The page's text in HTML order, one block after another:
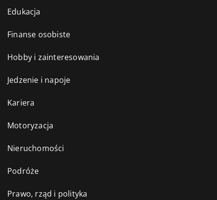
Edukacja
Finanse osobiste
Hobby i zainteresowania
Jedzenie i napoje
Kariera
Motoryzacja
Nieruchomości
Podróże
Prawo, rząd i polityka